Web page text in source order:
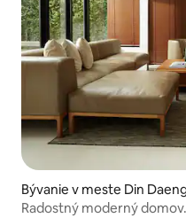
Bývanie v meste Din
Radostný moderný